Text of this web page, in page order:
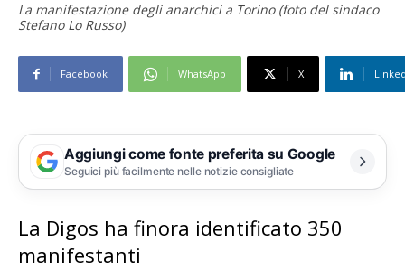
La manifestazione degli anarchici a Torino (foto del sindaco
Stefano Lo Russo)
Facebook WhatsApp X
Aggiungi come fonte preferita su Google
Seguici più facilmente nelle notizie consigliate
La Digos ha finora identificato 350
manifestanti